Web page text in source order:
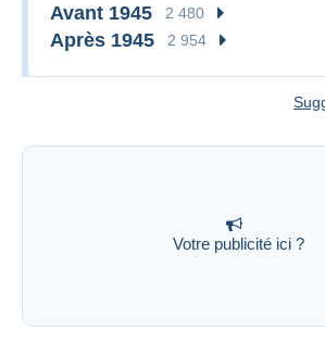
Votre publicité ici ?
Avant 1945 2 480
Après 1945 2 954